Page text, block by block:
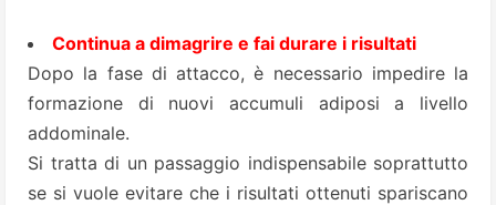
Continua a dimagrire e fai durare i risultati
Dopo la fase di attacco, è necessario impedire la
formazione di nuovi accumuli adiposi a livello
addominale.
Si tratta di un passaggio indispensabile soprattutto
se si vuole evitare che i risultati ottenuti spariscano